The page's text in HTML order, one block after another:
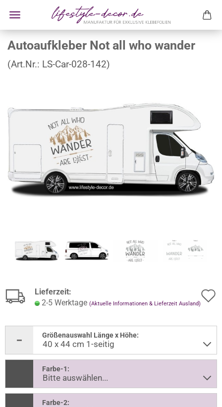
Autoaufkleber Not all who wander
(Art.Nr.: LS-Car-028-142)
Lieferzeit:
2-5 Werktage (Aktuelle Informationen & Lieferzeit Ausland)
Größenauswahl Länge x Höhe:
Farbe-1:
Farbe-2: